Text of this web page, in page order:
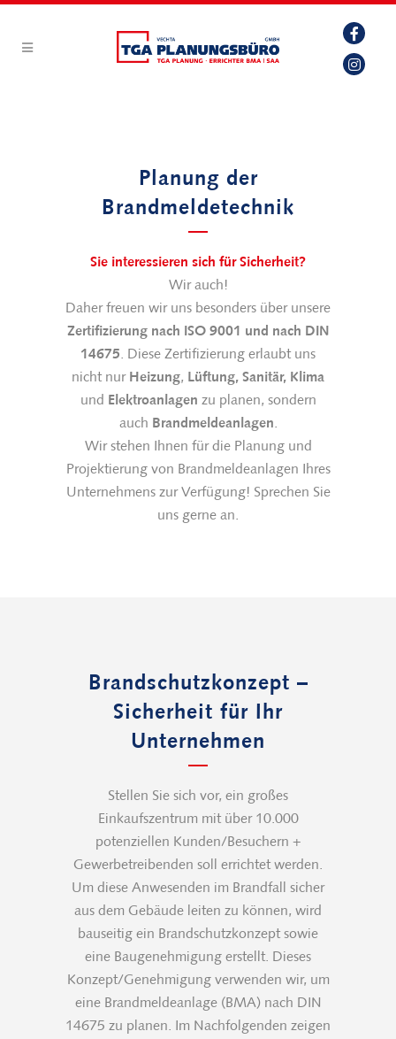
Planung der
Brandmeldetechnik
Sie interessieren sich für Sicherheit?
Wir auch!
Daher freuen wir uns besonders über unsere
Zertifizierung nach ISO 9001 und nach DIN
14675. Diese Zertifizierung erlaubt uns
nicht nurHeizung, Lüftung, Sanitär, Klima
und Elektroanlagen zu planen, sondern
auch Brandmeldeanlagen.
Wir stehen Ihnen für die Planung und
Projektierung von Brandmeldeanlagen Ihres
Unternehmens zur Verfügung! Sprechen Sie
uns gerne an.
Brandschutzkonzept –
Sicherheit für Ihr
Unternehmen
Stellen Sie sich vor, ein großes
Einkaufszentrum mit über 10.000
potenziellen Kunden/Besuchern +
Gewerbetreibenden soll errichtet werden.
Um diese Anwesenden im Brandfall sicher
aus dem Gebäude leiten zu können, wird
bauseitig ein Brandschutzkonzept sowie
eine Baugenehmigung erstellt. Dieses
Konzept/Genehmigung verwenden wir, um
eine Brandmeldeanlage (BMA) nach DIN
14675 zu planen. Im Nachfolgenden zeigen